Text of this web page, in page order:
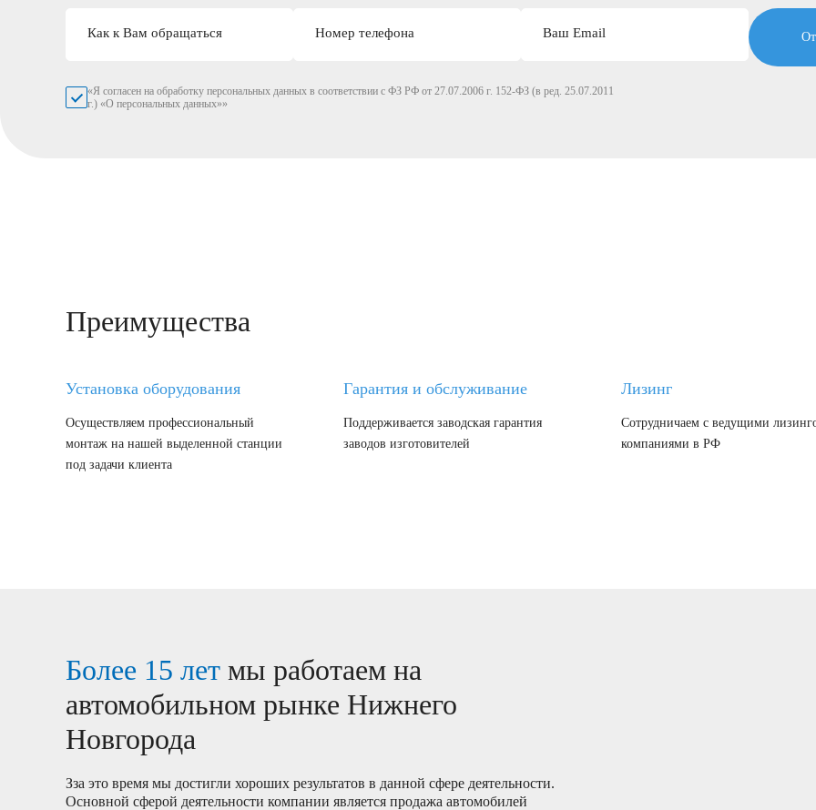
Как к Вам обращаться Номер телефона Ваш Email
«Я согласен на обработку персональных данных в соответствии с ФЗ РФ от 27.07.2006 г. 152-ФЗ (в ред. 25.07.2011
г.) «О персональных данных»»
Преимущества
Установка оборудования
Осуществляем профессиональный
монтаж на нашей выделенной станции
под задачи клиента
Гарантия и обслуживание
Поддерживается заводская гарантия
заводов изготовителей
Лизинг
Сотрудничаем с ведущими
компаниями в РФ
Более 15 лет мы работаем на
автомобильном рынке Нижнего
Новгорода
Зза это время мы достигли хороших результатов в данной сфере деятельности.
Основной сферой деятельности компании является продажа автомобилей